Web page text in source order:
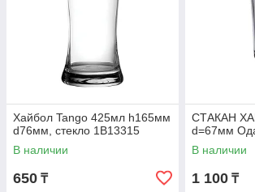
Хайбол Tango 425мл h165мм
d76мм, стекло 1B13315
В наличии
650 ₸
СТАКАН
d=67мм
В наличии
1 100 ₸